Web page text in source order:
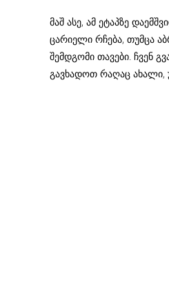
მაშ ასე, ამ ეტაპზე
ცარიელი რჩება, თუმცა
შემდგომი თავები. ჩვენ
გავხადოთ რაღაც ახალი,